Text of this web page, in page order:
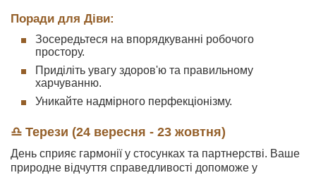
Поради для Діви:
Зосередьтеся на впорядкуванні робочого
простору.
Приділіть увагу здоров'ю та правильному
харчуванню.
Уникайте надмірного перфекціонізму.
♎ Терези (24 вересня - 23 жовтня)
День сприяє гармонії у стосунках та партнерстві. Ваше
природне відчуття справедливості допоможе у